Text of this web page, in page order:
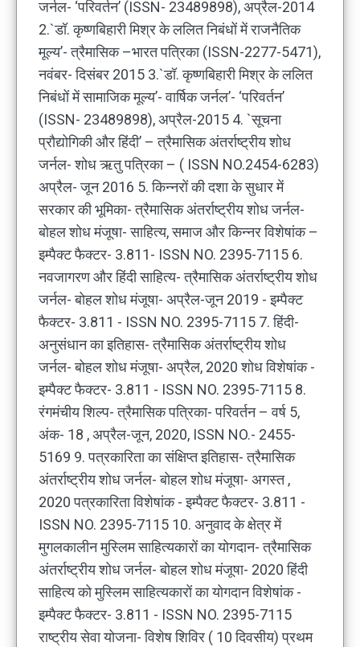
जर्नल- ‘परिवर्तन’ (ISSN- 23489898), अप्रैल-2014
2.`डॉ. कृष्णबिहारी मिश्र के ललित निबंधों में राजनैतिक
मूल्य’- त्रैमासिक –भारत पत्रिका (ISSN-2277-5471),
नवंबर- दिसंबर 2015 3.`डॉ. कृष्णबिहारी मिश्र के ललित
निबंधों में सामाजिक मूल्य’- वार्षिक जर्नल’- ‘परिवर्तन’
(ISSN- 23489898), अप्रैल-2015 4. `सूचना
प्रौद्योगिकी और हिंदी’ – त्रैमासिक अंतर्राष्ट्रीय शोध
जर्नल- शोध ऋतु पत्रिका – ( ISSN NO.2454-6283)
अप्रैल- जून 2016 5. किन्नरों की दशा के सुधार में
सरकार की भूमिका- त्रैमासिक अंतर्राष्ट्रीय शोध जर्नल-
बोहल शोध मंजूषा- साहित्य, समाज और किन्नर विशेषांक –
इम्पैक्ट फैक्टर- 3.811- ISSN NO. 2395-7115 6.
नवजागरण और हिंदी साहित्य- त्रैमासिक अंतर्राष्ट्रीय शोध
जर्नल- बोहल शोध मंजूषा- अप्रैल-जून 2019 - इम्पैक्ट
फैक्टर- 3.811 - ISSN NO. 2395-7115 7. हिंदी-
अनुसंधान का इतिहास- त्रैमासिक अंतर्राष्ट्रीय शोध
जर्नल- बोहल शोध मंजूषा- अप्रैल, 2020 शोध विशेषांक -
इम्पैक्ट फैक्टर- 3.811 - ISSN NO. 2395-7115 8.
रंगमंचीय शिल्प- त्रैमासिक पत्रिका- परिवर्तन – वर्ष 5,
अंक- 18 , अप्रैल-जून, 2020, ISSN NO.- 2455-
5169 9. पत्रकारिता का संक्षिप्त इतिहास- त्रैमासिक
अंतर्राष्ट्रीय शोध जर्नल- बोहल शोध मंजूषा- अगस्त ,
2020 पत्रकारिता विशेषांक - इम्पैक्ट फैक्टर- 3.811 -
ISSN NO. 2395-7115 10. अनुवाद के क्षेत्र में
मुगलकालीन मुस्लिम साहित्यकारों का योगदान- त्रैमासिक
अंतर्राष्ट्रीय शोध जर्नल- बोहल शोध मंजूषा- 2020 हिंदी
साहित्य को मुस्लिम साहित्यकारों का योगदान विशेषांक -
इम्पैक्ट फैक्टर- 3.811 - ISSN NO. 2395-7115
राष्ट्रीय सेवा योजना- विशेष शिविर ( 10 दिवसीय) प्रथम